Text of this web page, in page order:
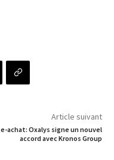
Article suivant
e-achat: Oxalys signe un nouvel
accord avec Kronos Group